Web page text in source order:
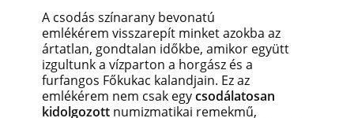
A csodás színarany bevonatú
emlékérem visszarepít minket azokba az
ártatlan, gondtalan időkbe, amikor együtt
izgultunk a vízparton a horgász és a
furfangos Főkukac kalandjain. Ez az
emlékérem nem csak egycsodálatosan
kidolgozott numizmatikai remekmű,